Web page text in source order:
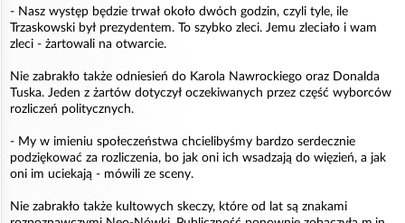
- Nasz występ będzie trwał około dwóch godzin, czyli tyle, ile
Trzaskowski był prezydentem. To szybko zleci. Jemu zleciało i wam
zleci - żartowali na otwarcie.
Nie zabrakło także odniesień do Karola Nawrockiego oraz Donalda
Tuska. Jeden z żartów dotyczył oczekiwanych przez część wyborców
rozliczeń politycznych.
- My w imieniu społeczeństwa chcielibyśmy bardzo serdecznie
podziękować za rozliczenia, bo jak oni ich wsadzają do więzień, a jak
oni im uciekają - mówili ze sceny.
Nie zabrakło także kultowych skeczy, które od lat są znakami